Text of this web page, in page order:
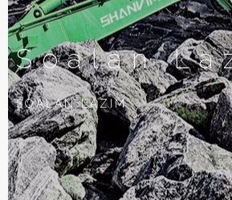
Soalan
SOALAN LAZIM